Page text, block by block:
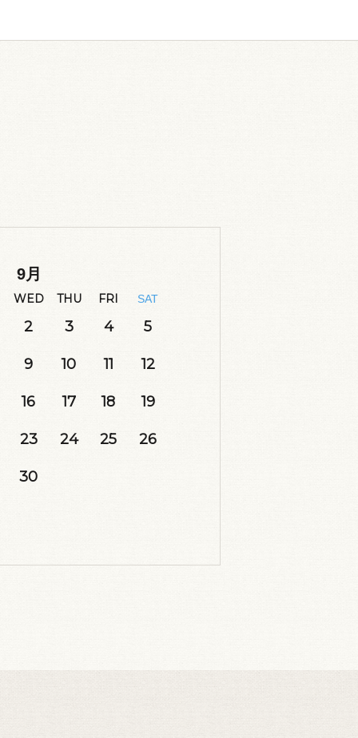
9月
WED THU FRI SAT
2 3 4 5
9 10 11 12
16 17 18 19
23 24 25 26
30